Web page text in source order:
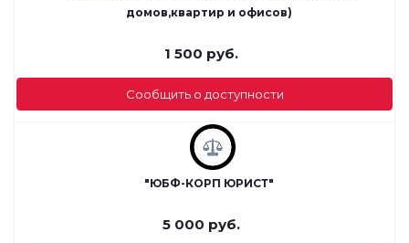
домов,квартир и офисов)
1 500 руб.
Сообщить о доступности
"ЮБФ-КОРП ЮРИСТ"
5 000 руб.